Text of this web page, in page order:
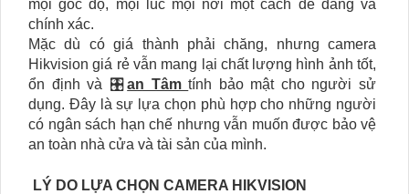
mọi góc độ, mọi lúc mọi nơi một cách dễ dàng và
chính xác.
Mặc dù có giá thành phải chăng, nhưng camera
Hikvision giá rẻ vẫn mang lại chất lượng hình ảnh tốt,
ổn định và 🎛an Tâmtính bảo mật cho người sử
dụng. Đây là sự lựa chọn phù hợp cho những người
có ngân sách hạn chế nhưng vẫn muốn được bảo vệ
an toàn nhà cửa và tài sản của mình.
LÝ DO LỰA CHỌN CAMERA HIKVISION